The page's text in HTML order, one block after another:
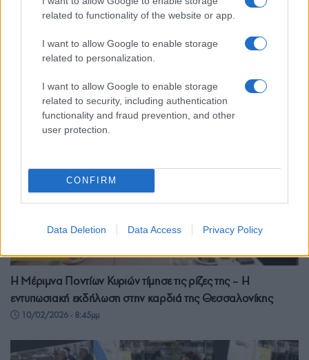
related to functionality of the website or app.
I want to allow Google to enable storage
related to personalization.
I want to allow Google to enable storage
related to security, including authentication
functionality and fraud prevention, and other
user protection.
CONFIRM
Data Deletion Data Access Privacy Policy
τιμήθηκε στις «Γυναίκες της Μακεδονίας 2026»
ΣΥΛΛΟΓΟΙ
Η Μέριμνα Ποντίων Κυριών τίμησε τις ρίζες της – Η
εντυπωσιακή εκδήλωση στην καρδιά της Θεσσαλονίκης
10/02/2026 - 8:45μμ